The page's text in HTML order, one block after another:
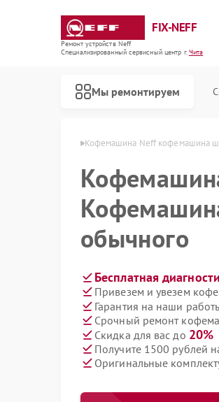
FIX-NEFF
Ремонт устройств Neff
Специализированный cервисный центр г.Чита
Мы ремонтируем
Кофемашина Neff кофемашина
обычного
Бесплатная
Привезем и увезем
Гарантия на наши
Срочный ремонт
Скидка для вас до 20%
Получите 1500 рублей
Оригинальные